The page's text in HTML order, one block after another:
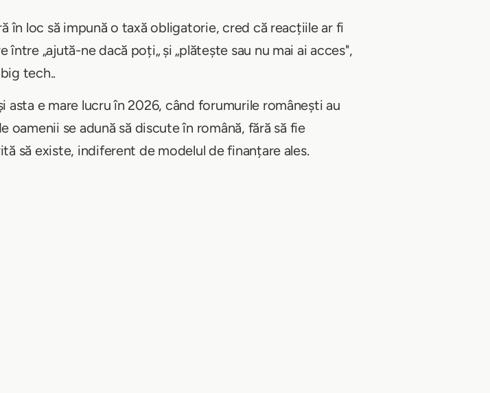
în loc să impună o taxă obligatorie, cred că reacțiile ar fi
„ajută-ne dacă poți„ și „plătește sau nu mai ai acces",
tech..
e mare lucru în 2026, când forumurile românești au
se adună să discute în română, fără să fie
să existe, indiferent de modelul de finanțare ales.